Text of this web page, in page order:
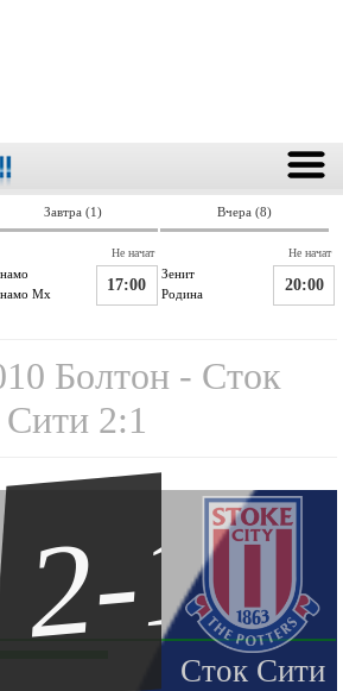
Завтра (1) Вчера (8)
Мх
Зенит
17:00 Родина
Не начат
20:00
Не начат
Болтон - Сток
Сити 2:1
Сток Сити
2-1